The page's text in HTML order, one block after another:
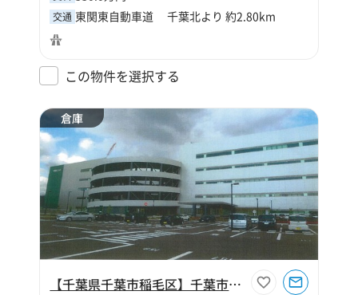
交通 東関東自動車道 千葉北より 約2.80km
この物件を選択する
倉庫
【千葉県千葉市稲毛区】千葉市稲毛区六方町倉庫